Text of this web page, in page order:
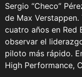
Sergio “Checo”
de Max
cuatro años en Red
observar el
piloto más rápido.
High Performance,